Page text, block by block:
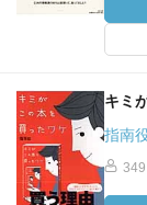
キミ
指南
349